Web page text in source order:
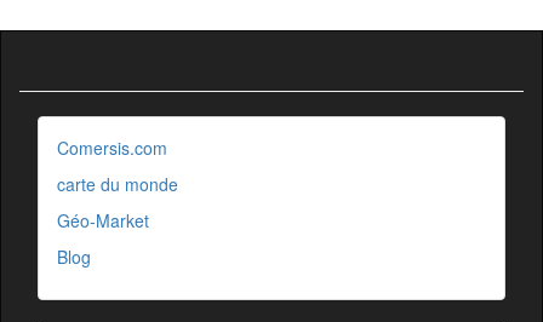
Comersis.com
carte du monde
Géo-Market
Blog